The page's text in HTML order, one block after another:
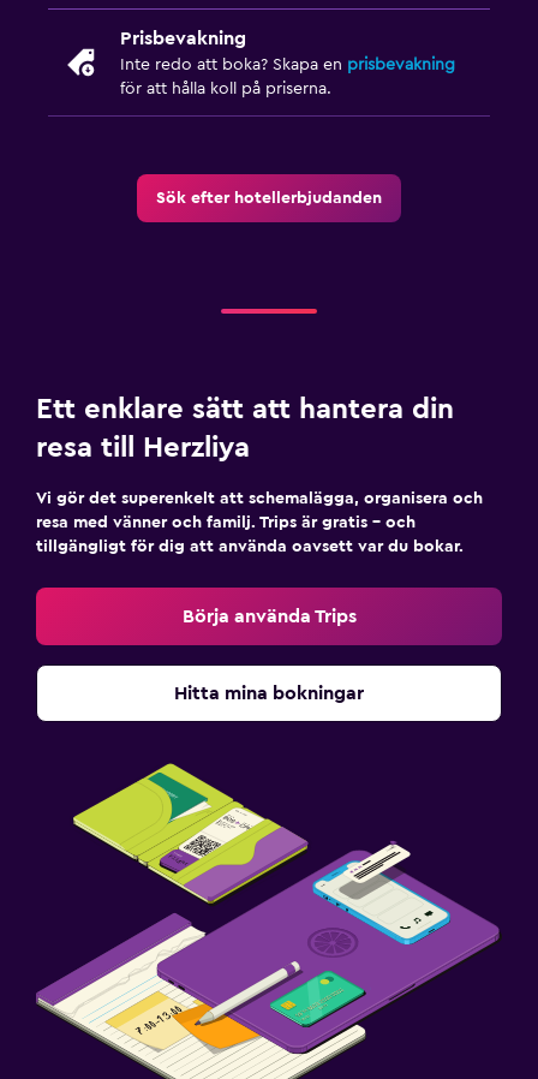
Prisbevakning
Inte redo att boka? Skapa en prisbevakning
för att hålla koll på priserna.
Sök efter hotellerbjudanden
Ett enklare sätt att hantera din
resa till Herzliya
Vi gör det superenkelt att schemalägga, organisera och
resa med vänner och familj. Trips är gratis – och
tillgängligt för dig att använda oavsett var du bokar.
Börja använda Trips
Hitta mina bokningar